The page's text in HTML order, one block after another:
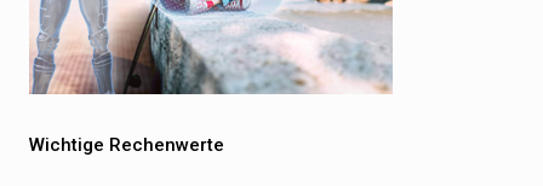
Wichtige Rechenwerte